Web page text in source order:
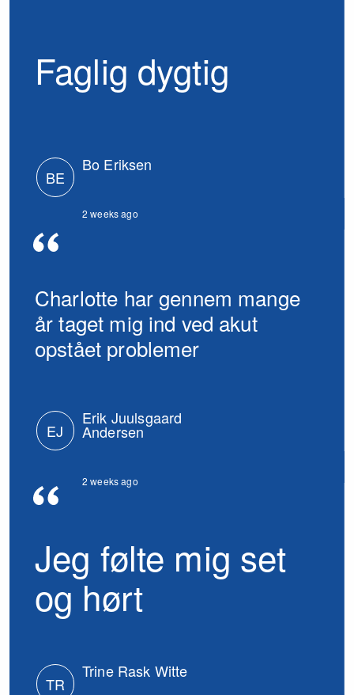
Faglig dygtig
BE
Bo Eriksen
2 weeks ago
Charlotte har gennem mange
år taget mig ind ved akut
opstået problemer
EJ
Erik Juulsgaard
Andersen
2 weeks ago
Jeg følte mig set
og hørt
TR
Trine Rask Witte